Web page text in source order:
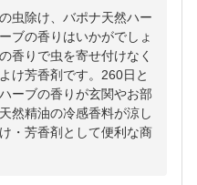
虫除け、バポナ天然ハー
ブの香りはいかがでしょ
香りで虫を寄せ付けなく
け芳香剤です。260日と
ーブの香りが玄関やお部
然精油の冷感香料が涼し
・芳香剤として便利な商